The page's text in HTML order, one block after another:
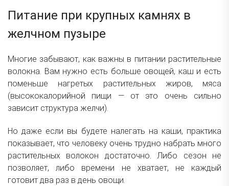
Питание при крупных камнях в
желчном пузыре
Многие забывают, как важны в питании растительные
волокна. Вам нужно есть больше овощей, каш и есть
поменьше нагретых растительных жиров, мяса
(высококалорийной пищи — от это очень сильно
зависит структура желчи).
Но даже если вы будете налегать на каши, практика
показывает, что человеку очень трудно набрать много
растительных волокон достаточно. Либо сезон не
позволяет, либо времени не хватает, не каждый
готовит два раз в день овощи.